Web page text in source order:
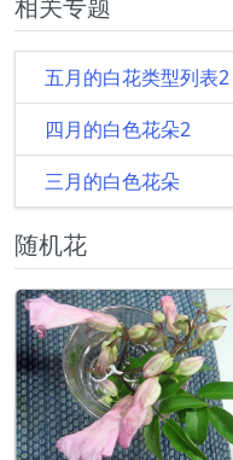
相关专题
五月的白花类型列表2
四月的白色花朵2
三月的白色花朵
随机花